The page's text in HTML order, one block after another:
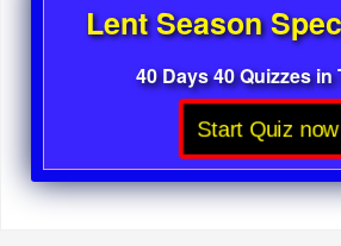
Lent Season
40 Days 40 Quizzes in
Start Quiz now